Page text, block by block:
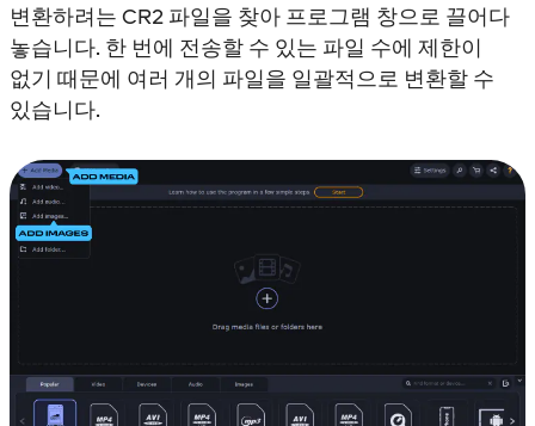
변환하려는 CR2 파일을 찾아 프로그램 창으로 끌어다
놓습니다. 한 번에 전송할 수 있는 파일 수에 제한이
없기 때문에 여러 개의 파일을 일괄적으로 변환할 수
있습니다.